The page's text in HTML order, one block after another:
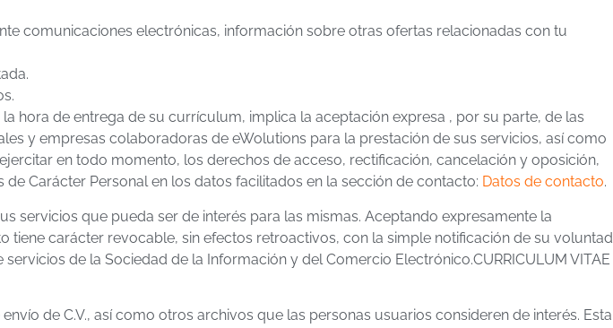
comunicaciones electrónicas, información sobre otras ofertas relacionadas con tu
hora de entrega de su currículum, implica la aceptación expresa , por su parte, de las
y empresas colaboradoras de eWolutions para la prestación de sus servicios, así como
en todo momento, los derechos de acceso, rectificación, cancelación y oposición,
Carácter Personal en los datos facilitados en la sección de contacto: Datos de contacto.
servicios que pueda ser de interés para las mismas. Aceptando expresamente la
carácter revocable, sin efectos retroactivos, con la simple notificación de su voluntad
de la Sociedad de la Información y del Comercio Electrónico.CURRICULUM VITAE
de C.V., así como otros archivos que las personas usuarios consideren de interés. Esta